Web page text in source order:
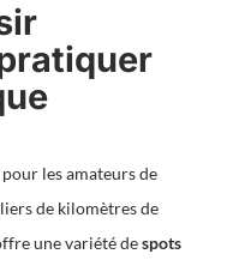
les amateurs de
de kilomètres de
une variété despots